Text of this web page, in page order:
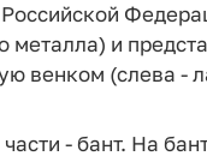
металла) и
венком (слева -
- бант. На